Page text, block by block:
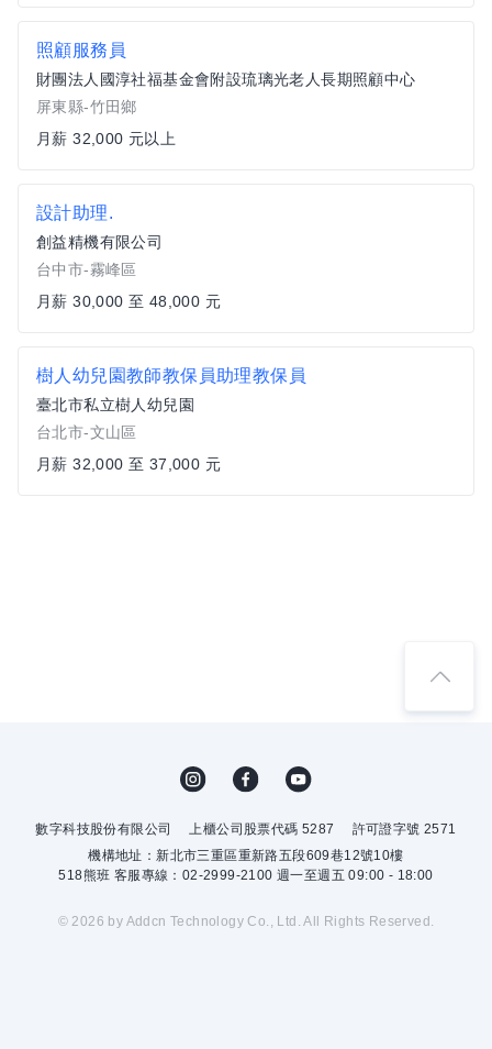
照顧服務員
財團法人國淳社福基金會附設琉璃光老人長期照顧中心
屏東縣-竹田鄉
月薪 32,000 元以上
設計助理.
創益精機有限公司
台中市-霧峰區
月薪 30,000 至 48,000 元
樹人幼兒園教師教保員助理教保員
臺北市私立樹人幼兒園
台北市-文山區
月薪 32,000 至 37,000 元
數字科技股份有限公司 上櫃公司股票代碼 5287
許可證字號 2571
機構地址：新北市三重區重新路五段609巷12號10樓
518熊班 客服專線：02-2999-2100 週一至週五 09:00 - 18:00
© 2026 by Addcn Technology Co., Ltd. All Rights Reserved.